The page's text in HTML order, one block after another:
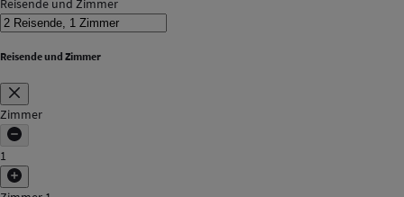
Reisende und Zimmer
Reisende und Zimmer
Zimmer
1